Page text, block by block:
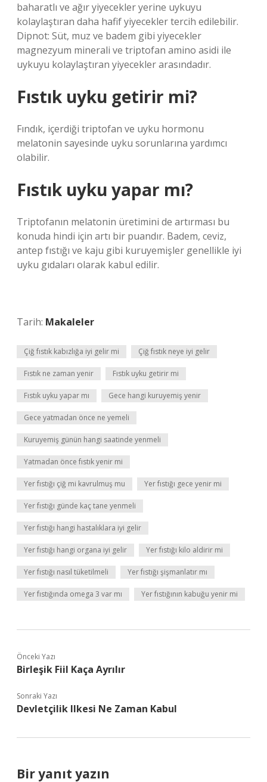
baharatlı ve ağır yiyecekler yerine uykuyu
kolaylaştıran daha hafif yiyecekler tercih edilebilir.
Dipnot: Süt, muz ve badem gibi yiyecekler
magnezyum minerali ve triptofan amino asidi ile
uykuyu kolaylaştıran yiyecekler arasındadır.
Fıstık uyku getirir mi?
Fındık, içerdiği triptofan ve uyku hormonu
melatonin sayesinde uyku sorunlarına yardımcı
olabilir.
Fıstık uyku yapar mı?
Triptofanın melatonin üretimini de artırması bu
konuda hindi için artı bir puandır. Badem, ceviz,
antep fıstığı ve kaju gibi kuruyemişler genellikle iyi
uyku gıdaları olarak kabul edilir.
Tarih: Makaleler
Çiğ fıstık kabızlığa iyi gelir mi Çiğ fıstık neye iyi gelir
Fıstık ne zaman yenir Fıstık uyku getirir mi
Fıstık uyku yapar mı Gece hangi kuruyemiş yenir
Gece yatmadan önce ne yemeli
Kuruyemiş günün hangi saatinde yenmeli
Yatmadan önce fıstık yenir mi
Yer fıstığı çiğ mi kavrulmuş mu Yer fıstığı gece yenir mi
Yer fıstığı günde kaç tane yenmeli
Yer fıstığı hangi hastalıklara iyi gelir
Yer fıstığı hangi organa iyi gelir Yer fıstığı kilo aldirir mi
Yer fıstığı nasıl tüketilmeli Yer fıstığı şişmanlatır mı
Yer fıstığında omega 3 var mı Yer fıstığının kabuğu yenir mi
Önceki Yazı
Birleşik Fiil Kaça Ayrılır
Sonraki Yazı
Devletçilik Ilkesi Ne Zaman Kabul
Bir yanıt yazın